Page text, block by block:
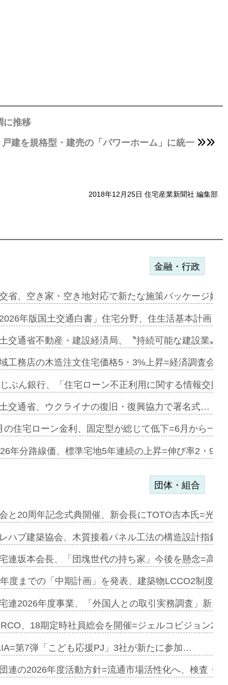
に推移
建を規格型・建売の「パワーホーム」に統一
2018年12月25日 住宅産業新聞社 編集部
サー契約…
起用…
ミーレキ…
も城南エ…
合型の賃…
ンカフェ…
協業=お互…
コリビング…
金融・行政
省、空き家・空き地対応で新たな施策パッケージ始
年版国土交通白書」住宅分野、住生活基本計画を
交通省不動産・建設経済局、〝持続可能な建設業〟
工務店の木造注文住宅価格5・3%上昇=経済調査会
ぶん銀行、「住宅ローン不正利用に関する情報交換
交通省、ウクライナの復旧・復興協力で署名式…
の住宅ローン金利、固定型が総じて低下=6月から一
年分路線価、標準宅地5年連続の上昇=伸び率2・
を提案=P…
ンビ…
加=リンナ…
見込む=…
開始=三協…
団体・組合
と20周年記念式典開催、新会長にTOTO吉本氏=光
ハブ建築協会、木質接着パネル工法の構造設計指針
連坂本会長、「団塊世代の持ち家」今後を懸念=高
度までの「中期計画」を発表、建築物LCCO2制度
連2026年度事業、「外国人との取引実務調査」新規
、18期定時社員総会を開催=ジェルコビジョン
第7弾「こども応援PJ」3社が新たに参加…
連の2026年度活動方針=流通市場活性化へ、検査・